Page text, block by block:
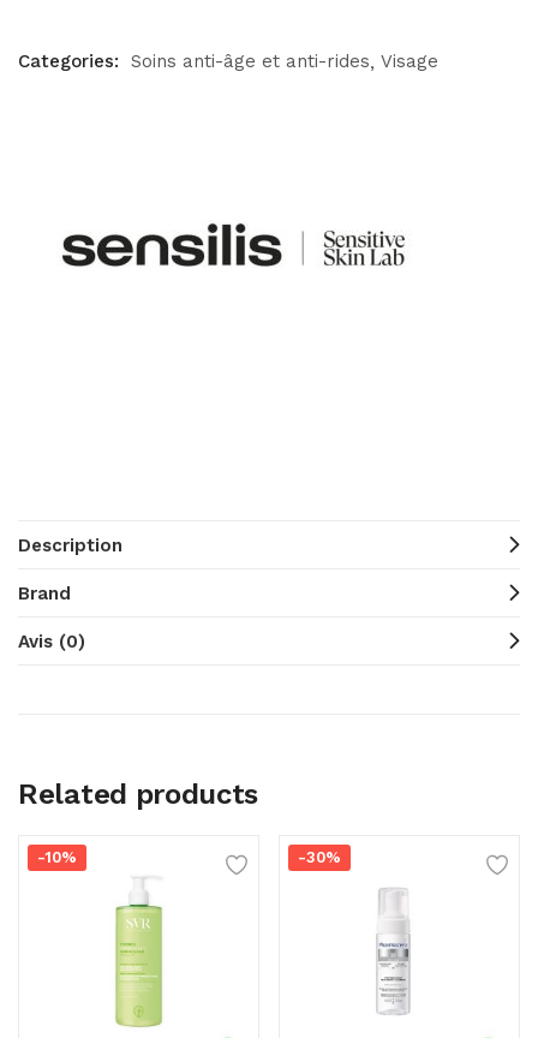
Categories: Soins anti-âge et anti-rides Visage
Description
Brand
Avis (0)
Related products
-10% -30%